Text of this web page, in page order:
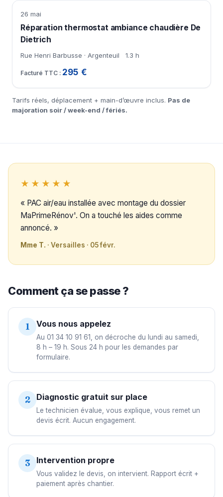
26 mai
Réparation thermostat ambiance chaudière De
Dietrich
Rue Henri Barbusse · Argenteuil 1.3 h
295 €
Tarifs réels, déplacement + main-d’œuvre inclus. Pas de
majoration soir / week-end / fériés.
★★★★★
« PAC air/eau installée avec montage du dossier
MaPrimeRénov'. On a touché les aides comme
annoncé. »
Mme T. · Versailles · 05 févr.
Comment ça se passe ?
1 Vous nous appelez
Au 01 34 10 91 61, on décroche du lundi au samedi,
8 h – 19 h. Sous 24 h pour les demandes par
formulaire.
2 Diagnostic gratuit sur place
Le technicien évalue, vous explique, vous remet un
devis écrit. Aucun engagement.
3 Intervention propre
Vous validez le devis, on intervient. Rapport écrit +
paiement après chantier.